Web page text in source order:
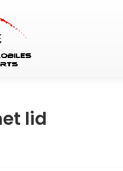
lid